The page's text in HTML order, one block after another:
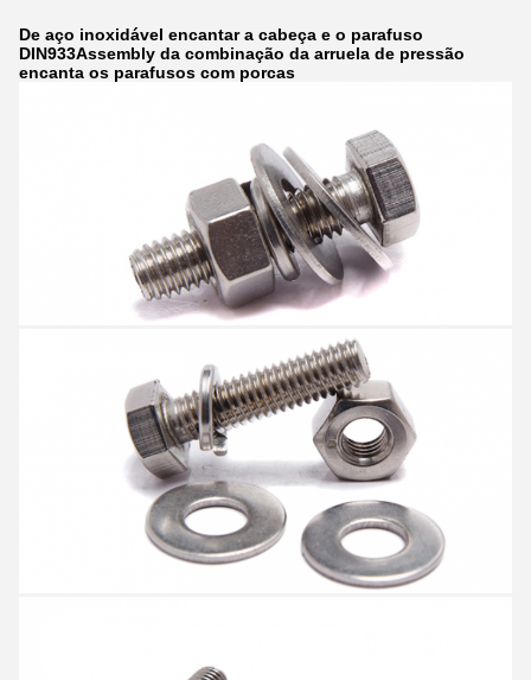
De aço inoxidável encantar a cabeça e o parafuso
DIN933Assembly da combinação da arruela de pressão
encanta os parafusos com porcas